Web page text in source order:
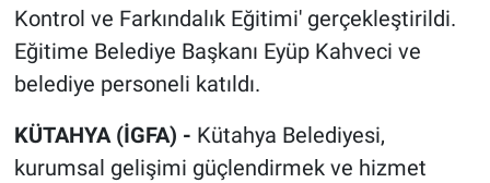
Kontrol ve Farkındalık Eğitimi' gerçekleştirildi.
Eğitime Belediye Başkanı Eyüp Kahveci ve
belediye personeli katıldı.
KÜTAHYA (İGFA) - Kütahya Belediyesi,
kurumsal gelişimi güçlendirmek ve hizmet